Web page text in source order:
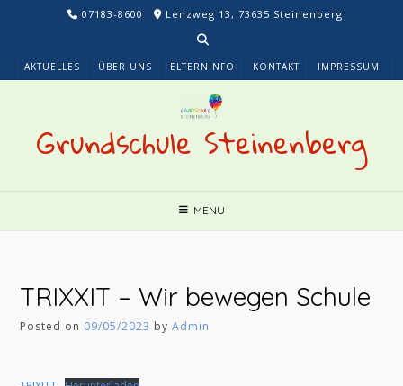
07183-8600 Lenzweg 13, 73635 Steinenberg
AKTUELLES ÜBER UNS ELTERNINFO KONTAKT IMPRESSUM
Grundschule Steinenberg
MENU
TRIXXIT – Wir bewegen Schule
Posted on 09/05/2023 byAdmin